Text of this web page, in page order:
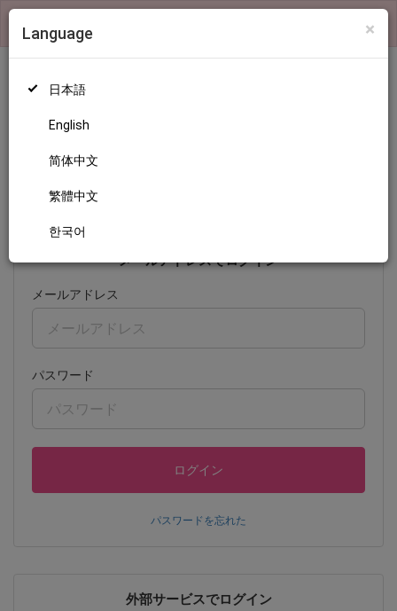
×
Language
日本語
English
简体中文
繁體中文
한국어
×
日本語
メールアドレスでログイン
メールアドレス
パスワード
ログイン
パスワードを忘れた
外部サービスでログイン